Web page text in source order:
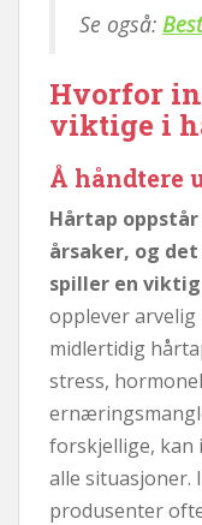
Se også:
Hvorfor
viktige i
Å håndtere
Hårtap
årsaker, og
spiller en
opplever
midlertidig
stress,
forskjellige, kan
alle situasjoner.
produsenter